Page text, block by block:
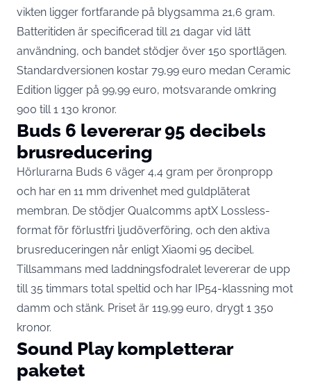
vikten ligger fortfarande på blygsamma 21,6 gram.
Batteritiden är specificerad till 21 dagar vid lätt
användning, och bandet stödjer över 150 sportlägen.
Standardversionen kostar 79,99 euro medan Ceramic
Edition ligger på 99,99 euro, motsvarande omkring
900 till 1 130 kronor.
Buds 6 levererar 95 decibels
brusreducering
Hörlurarna Buds 6 väger 4,4 gram per öronpropp
och har en 11 mm drivenhet med guldpläterat
membran. De stödjer Qualcomms aptX Lossless-
format för förlustfri ljudöverföring, och den aktiva
brusreduceringen når enligt Xiaomi 95 decibel.
Tillsammans med laddningsfodralet levererar de upp
till 35 timmars total speltid och har IP54-klassning mot
damm och stänk. Priset är 119,99 euro, drygt 1 350
kronor.
Sound Play kompletterar
paketet